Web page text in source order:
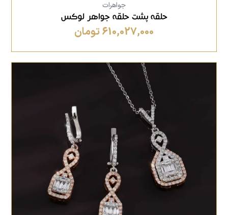
جواهرات
حلقه پشت حلقه جواهر لوکس
610,027,000 تومان